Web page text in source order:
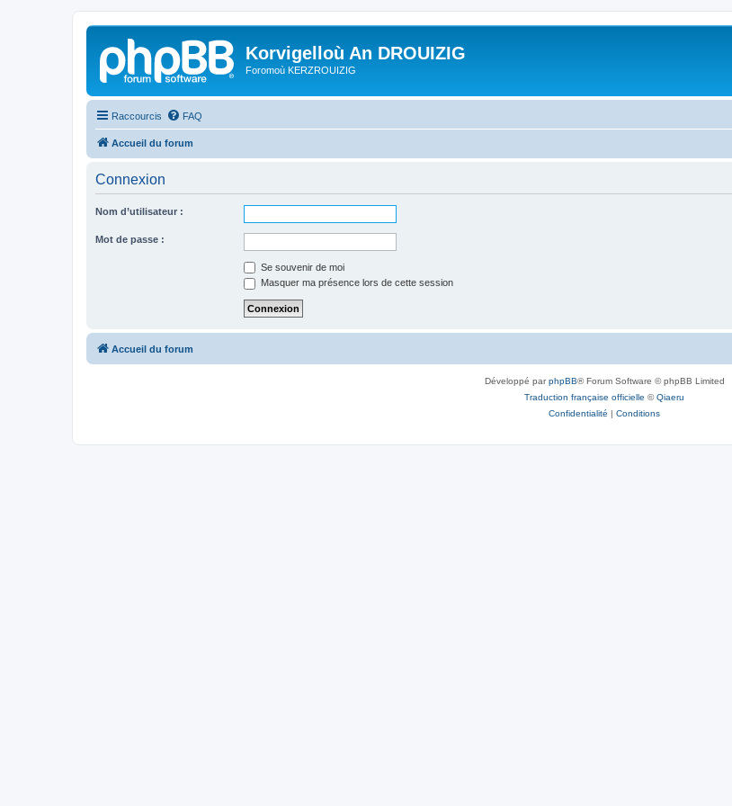
Korvigelloù An DROUIZIG
Foromoù KERZROUIZIG
Raccourcis FAQ
Accueil du forum
Connexion
Nom d’utilisateur :
Mot de passe :
Se souvenir de moi
Masquer ma présence lors de cette session
Accueil du forum
Développé parphpBB® Forum Software © phpBB Limited
Traduction française officielle ©Qiaeru
Confidentialité | Conditions